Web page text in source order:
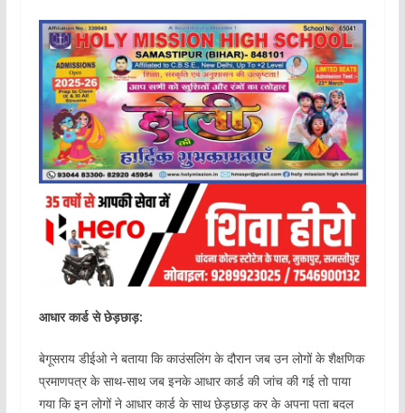
आधार कार्ड से छेड़छाड़:
बेगूसराय डीईओ ने बताया कि काउंसलिंग के दौरान जब उन लोगों के शैक्षणिक
प्रमाणपत्र के साथ-साथ जब इनके आधार कार्ड की जांच की गई तो पाया
गया कि इन लोगों ने आधार कार्ड के साथ छेड़छाड़ कर के अपना पता बदल